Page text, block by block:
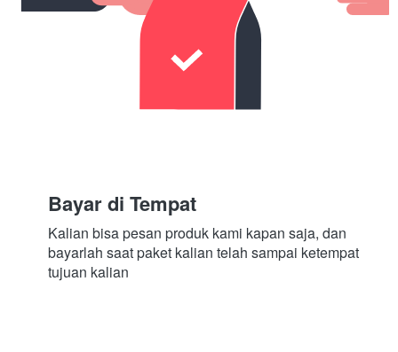
Bayar di Tempat
Kalian bisa pesan produk kami kapan saja, dan
bayarlah saat paket kalian telah sampai ketempat
tujuan kalian